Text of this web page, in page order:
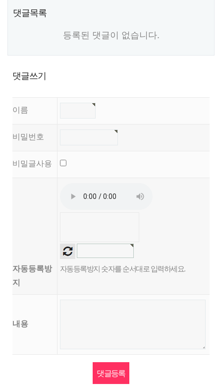
댓글목록
등록된 댓글이 없습니다.
댓글쓰기
이름
비밀번호
비밀글사용
자동등록방
지
자동등록방지 숫자를 순서대로 입력하세요.
내용